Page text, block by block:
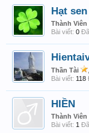
Hạt sen
Thành Viên
Bài viết: 0
Thần Tài
Bài viết: 118
HIỀN
Thành Viên
Bài viết: 1